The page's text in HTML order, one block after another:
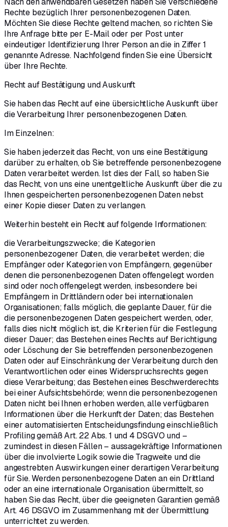
Rechte bezüglich Ihrer personenbezogenen Daten.
Möchten Sie diese Rechte geltend machen, so richten Sie
Ihre Anfrage bitte per E-Mail oder per Post unter
eindeutiger Identifizierung Ihrer Person an die in Ziffer 1
genannte Adresse. Nachfolgend finden Sie eine Übersicht
über Ihre Rechte.
Recht auf Bestätigung und Auskunft
Sie haben das Recht auf eine übersichtliche Auskunft über
die Verarbeitung Ihrer personenbezogenen Daten.
Im Einzelnen:
Sie haben jederzeit das Recht, von uns eine Bestätigung
darüber zu erhalten, ob Sie betreffende personenbezogene
Daten verarbeitet werden. Ist dies der Fall, so haben Sie
das Recht, von uns eine unentgeltliche Auskunft über die zu
Ihnen gespeicherten personenbezogenen Daten nebst
einer Kopie dieser Daten zu verlangen.
Weiterhin besteht ein Recht auf folgende Informationen:
die Verarbeitungszwecke; die Kategorien
personenbezogener Daten, die verarbeitet werden; die
Empfänger oder Kategorien von Empfängern, gegenüber
denen die personenbezogenen Daten offengelegt worden
sind oder noch offengelegt werden, insbesondere bei
Empfängern in Drittländern oder bei internationalen
Organisationen; falls möglich, die geplante Dauer, für die
die personenbezogenen Daten gespeichert werden, oder,
falls dies nicht möglich ist, die Kriterien für die Festlegung
dieser Dauer; das Bestehen eines Rechts auf Berichtigung
oder Löschung der Sie betreffenden personenbezogenen
Daten oder auf Einschränkung der Verarbeitung durch den
Verantwortlichen oder eines Widerspruchsrechts gegen
diese Verarbeitung; das Bestehen eines Beschwerderechts
bei einer Aufsichtsbehörde; wenn die personenbezogenen
Daten nicht bei Ihnen erhoben werden, alle verfügbaren
Informationen über die Herkunft der Daten; das Bestehen
einer automatisierten Entscheidungsfindung einschließlich
Profiling gemäß Art. 22 Abs. 1 und 4 DSGVO und –
zumindest in diesen Fällen – aussagekräftige Informationen
über die involvierte Logik sowie die Tragweite und die
angestrebten Auswirkungen einer derartigen Verarbeitung
für Sie. Werden personenbezogene Daten an ein Drittland
oder an eine internationale Organisation übermittelt, so
haben Sie das Recht, über die geeigneten Garantien gemäß
Art. 46 DSGVO im Zusammenhang mit der Übermittlung
unterrichtet zu werden.